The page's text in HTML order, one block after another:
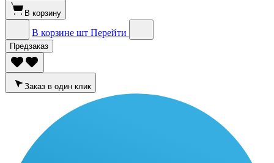
В корзину
В корзине шт Перейти
Предзаказ
Заказ в один клик